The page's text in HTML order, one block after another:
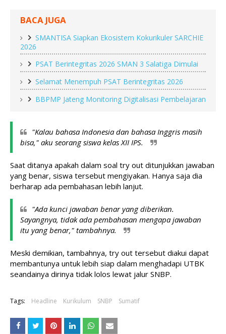
BACA JUGA
SMANTISA Siapkan Ekosistem Kokurikuler SARCHIE
2026
PSAT Berintegritas 2026 SMAN 3 Salatiga Dimulai
Selamat Menempuh PSAT Berintegritas 2026
BBPMP Jateng Monitoring Digitalisasi Pembelajaran
"Kalau bahasa Indonesia dan bahasa Inggris masih
bisa," aku seorang siswa kelas XII IPS.
Saat ditanya apakah dalam soal try out ditunjukkan jawaban
yang benar, siswa tersebut mengiyakan. Hanya saja dia
berharap ada pembahasan lebih lanjut.
"Ada kunci jawaban benar yang diberikan.
Sayangnya, tidak ada pembahasan mengapa jawaban
itu yang benar," tambahnya.
Meski demikian, tambahnya, try out tersebut diakui dapat
membantunya untuk lebih siap dalam menghadapi UTBK
seandainya dirinya tidak lolos lewat jalur SNBP.
Tags: Headline Kurikulum SNBP Sumatif